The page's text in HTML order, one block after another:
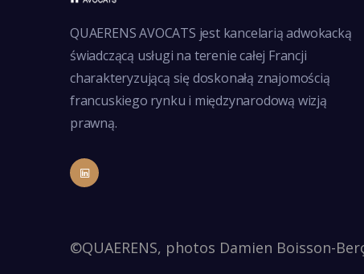
QUAERENS AVOCATS jest kancelarią adwokacką
świadczącą usługi na terenie całej Francji
charakteryzującą się doskonałą znajomością
francuskiego rynku i międzynarodową wizją
prawną.
©QUAERENS, photos Damien Boisson-